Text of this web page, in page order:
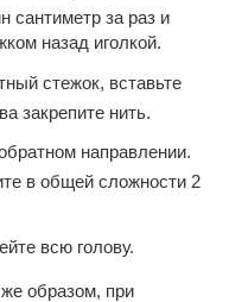
сантиметр за раз и
назад иголкой.
стежок, вставьте
закрепите нить.
направлении.
в общей сложности 2
всю голову.
образом, при